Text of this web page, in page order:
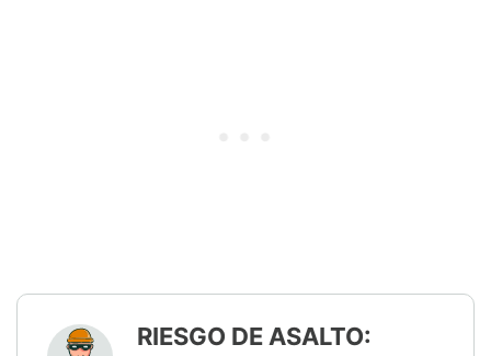
RIESGO DE ASALTO: